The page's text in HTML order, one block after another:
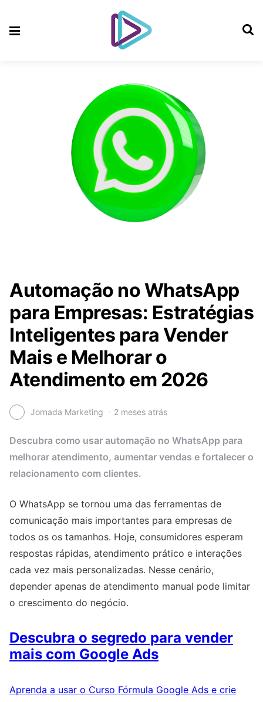
Automação no WhatsApp
para Empresas: Estratégias
Inteligentes para Vender
Mais e Melhorar o
Atendimento em 2026
Jornada Marketing 2 meses atrás
Descubra como usar automação no WhatsApp para
melhorar atendimento, aumentar vendas e fortalecer o
relacionamento com clientes.
O WhatsApp se tornou uma das ferramentas de
comunicação mais importantes para empresas de
todos os os tamanhos. Hoje, consumidores esperam
respostas rápidas, atendimento prático e interações
cada vez mais personalizadas. Nesse cenário,
depender apenas de atendimento manual pode limitar
o crescimento do negócio.
Descubra o segredo para vender
mais com Google Ads
Aprenda a usar o Curso Fórmula Google Ads e crie